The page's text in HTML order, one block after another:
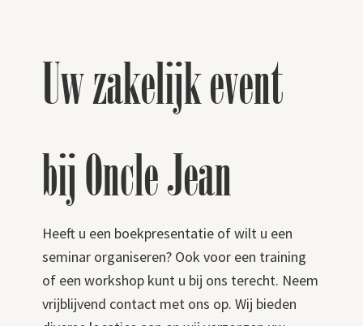
Uw zakelijk event
bij Oncle Jean
Heeft u een boekpresentatie of wilt u een
seminar organiseren? Ook voor een training
of een workshop kunt u bij ons terecht. Neem
vrijblijvend contact met ons op. Wij bieden